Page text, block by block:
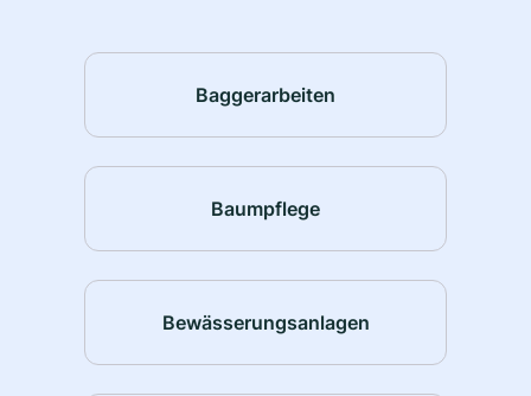
Baggerarbeiten
Baumpflege
Bewässerungsanlagen